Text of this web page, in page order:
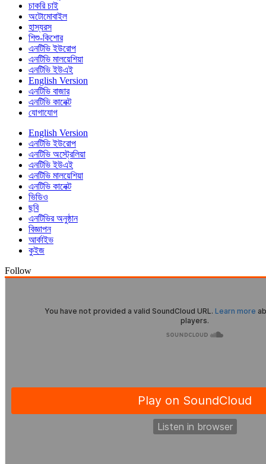
চাকরি চাই
অটোমোবাইল
হাস্যরস
শিশু-কিশোর
এনটিভি ইউরোপ
এনটিভি মালয়েশিয়া
এনটিভি ইউএই
English Version
এনটিভি বাজার
এনটিভি কানেক্ট
যোগাযোগ
English Version
এনটিভি ইউরোপ
এনটিভি অস্ট্রেলিয়া
এনটিভি ইউএই
এনটিভি মালয়েশিয়া
এনটিভি কানেক্ট
ভিডিও
ছবি
এনটিভির অনুষ্ঠান
বিজ্ঞাপন
আর্কাইভ
কুইজ
Follow